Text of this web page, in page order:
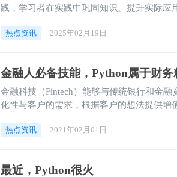
践，学习者在实践中巩固知识、提升实际应
热点资讯 2025年02月19日
金融人必备技能，Python属于财务
金融科技（Fintech）能够与传统银行和金
化性与客户的需求，根据客户的想法提供增
热点资讯 2021年02月01日
最近，Python很火